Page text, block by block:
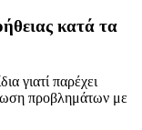
κατά τα
γιατί παρέχει
προβλημάτων με